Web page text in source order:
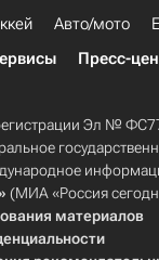
Авто/мото
Пресс-
Эл №
(МИА «Россия
материалов